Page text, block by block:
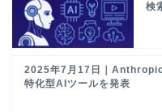
検
2025年7月17日｜
特化型AIツールを発表